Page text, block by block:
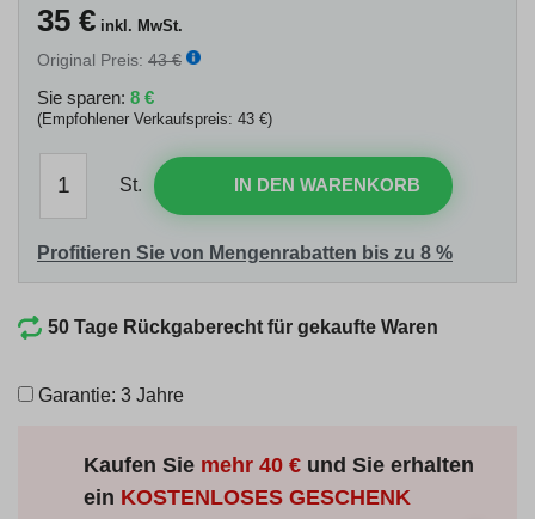
35 € inkl. MwSt.
Original Preis: 43 €
Sie sparen: 8 €
(Empfohlener Verkaufspreis: 43 €)
St. IN DEN WARENKORB
Profitieren Sie von Mengenrabatten bis zu 8 %
50 Tage Rückgaberecht für gekaufte Waren
Garantie: 3 Jahre
Kaufen Sie mehr40 €und Sie erhalten
ein KOSTENLOSES GESCHENK